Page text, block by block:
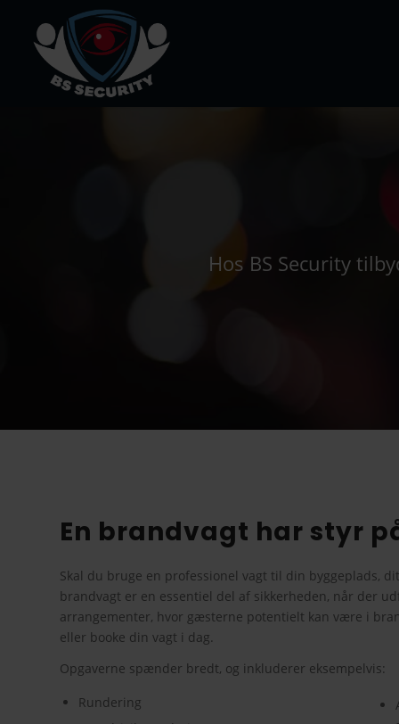
Hos BS Security
En brandvagt har styr
Skal du bruge en professionel vagt til din byggeplads,
brandvagt er en essentiel del af sikkerheden, når der
arrangementer, hvor gæsterne potentielt kan være i
eller booke din vagt i dag.
Opgaverne spænder bredt, og inkluderer eksempelvis:
Rundering